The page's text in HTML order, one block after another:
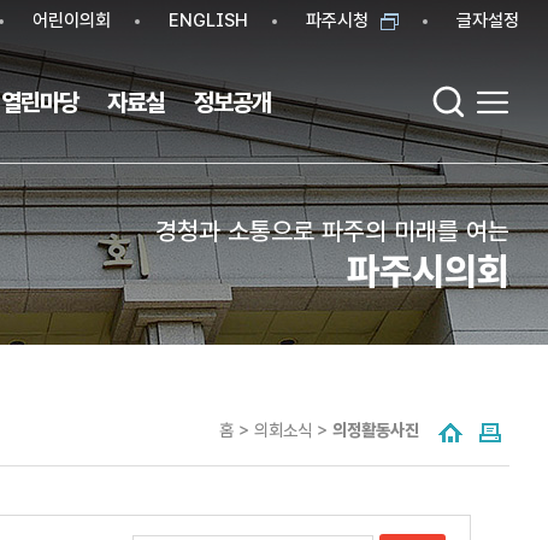
어린이의회 ENGLISH 파주시청 글자설정
열린마당 자료실 정보공개
경청과 소통으로 파주의 미래를 여는
파주시의회
홈 > 의회소식 > 의정활동사진